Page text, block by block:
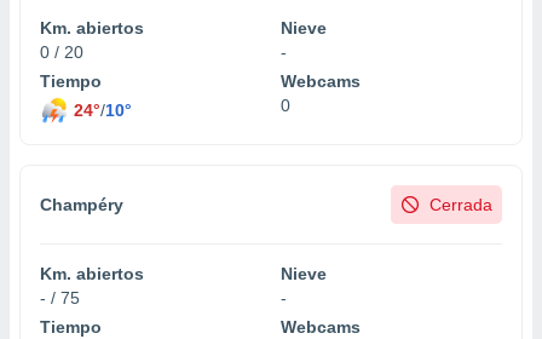
Km. abiertos
0 / 20
Nieve
-
Tiempo
24°/10°
Webcams
0
Champéry Cerrada
Km. abiertos
- / 75
Nieve
-
Tiempo
Webcams